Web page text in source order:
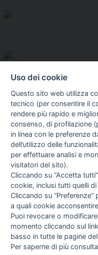
I libri
Direttrice Responsabile:
Uso dei cookie
Questo sito web utilizza
tecnico (per consentire il
rendere più rapido e
consenso, di profilazione
in linea con le preferenze
dell’utilizzo delle
per effettuare analisi e
visitatori del sito).
Cliccando su “Accetta
cookie, inclusi tutti quelli
Cliccando su
a quali cookie
Puoi revocare o
momento cliccando sul
basso in tutte le pagine
Per saperne di più